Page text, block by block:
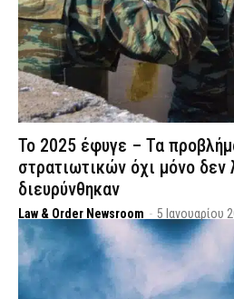
Το 2025 έφυγε – Τα
στρατιωτικών όχι μόνο δεν
διευρύνθηκαν
Law & Order Newsroom - 5 Ιανουαρίου